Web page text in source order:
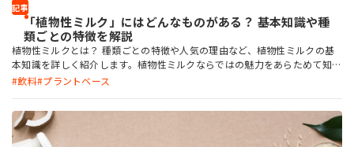
MIYOSHI MIRAI PLATFORM
ミヨシ油脂 コーポレートサイト
記事
「植物性ミルク」にはどんなものがある？ 基本知識や種
類ごとの特徴を解説
植物性ミルクとは？ 種類ごとの特徴や人気の理由など、植物性ミルクの基
本知識を詳しく紹介します。植物性ミルクならではの魅力をあらためて知っ
ておきましょう。
飲料 プラントベース